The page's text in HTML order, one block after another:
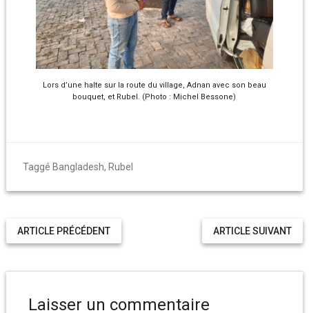
Lors d’une halte sur la route du village, Adnan avec son beau
bouquet, et Rubel. (Photo : Michel Bessone)
Taggé Bangladesh, Rubel
ARTICLE SUIVANT
ARTICLE PRÉCÉDENT
Laisser un commentaire